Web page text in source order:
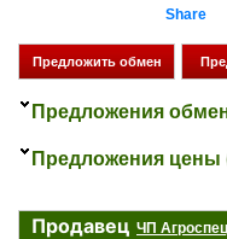
Share
Предложения
Предложения цены
Продавец ЧП